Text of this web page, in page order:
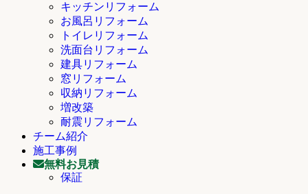
キッチンリフォーム
お風呂リフォーム
トイレリフォーム
洗面台リフォーム
建具リフォーム
窓リフォーム
収納リフォーム
増改築
耐震リフォーム
チーム紹介
施工事例
無料お見積
保証